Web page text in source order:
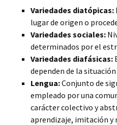
Variedades diatópicas:
lugar de origen o
Variedades sociales:
determinados por el
Variedades diafásicas:
dependen de la
Lengua:Conjunto de
empleado por una
carácter colectivo y
aprendizaje, imitación y